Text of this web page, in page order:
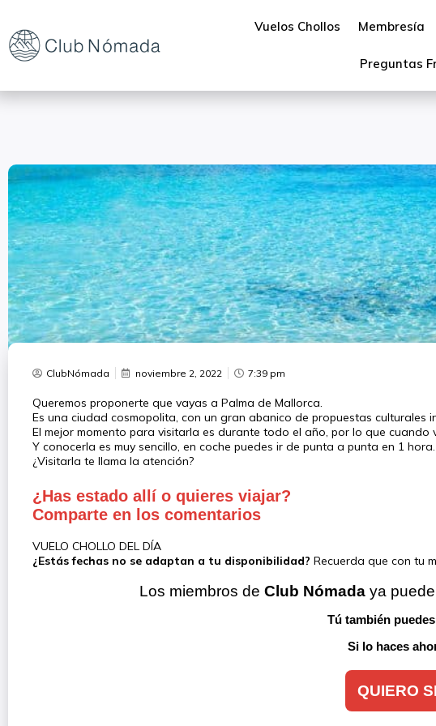
Vuelos Chollos Membresía
Preguntas
ClubNómada noviembre 2, 2022 7:39 pm
Queremos proponerte que vayas a Palma de Mallorca.
Es una ciudad cosmopolita, con un gran abanico de propuestas culturales
El mejor momento para visitarla es durante todo el año, por lo que cuando
Y conocerla es muy sencillo, en coche puedes ir de punta a punta en 1 hora.
¿Visitarla te llama la atención?
¿Has estado allí o quieres viajar?
Comparte en los comentarios
VUELO CHOLLO DEL DÍA
¿Estás fechas no se adaptan a tu disponibilidad? Recuerda que con tu
Los miembros de Club Nómada ya
Tú también
Si lo haces
QUIERO